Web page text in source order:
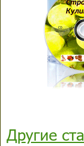
Другие